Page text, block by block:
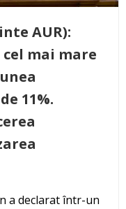
AUR):
mai mare
11%.
a declarat într-un